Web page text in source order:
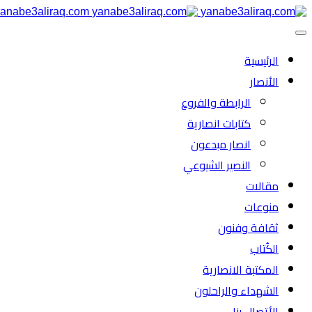
الرئیسية
الأنصار
الرابطة والفروع
كتابات انصارية
انصار مبدعون
النصیر الشیوعي
مقالات
منوعات
ثقافة وفنون
الكُتاب
المكتبة الانصارية
الشهداء والراحلون